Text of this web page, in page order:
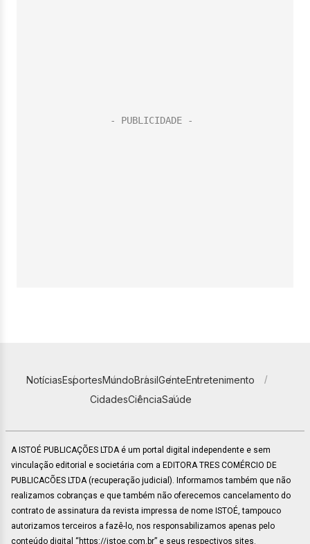
NotíciasEsportesMundoBrasilGenteEntretenimento
CidadesCiênciaSaúde
A ISTOÉ PUBLICAÇÕES LTDA é um portal digital independente e sem
vinculação editorial e societária com a EDITORA TRES COMÉRCIO DE
PUBLICACÕES LTDA (recuperação judicial). Informamos também que não
realizamos cobranças e que também não oferecemos cancelamento do
contrato de assinatura da revista impressa de nome ISTOÉ, tampouco
autorizamos terceiros a fazê-lo, nos responsabilizamos apenas pelo
conteúdo digital “https://istoe.com.br” e seus respectivos sites.